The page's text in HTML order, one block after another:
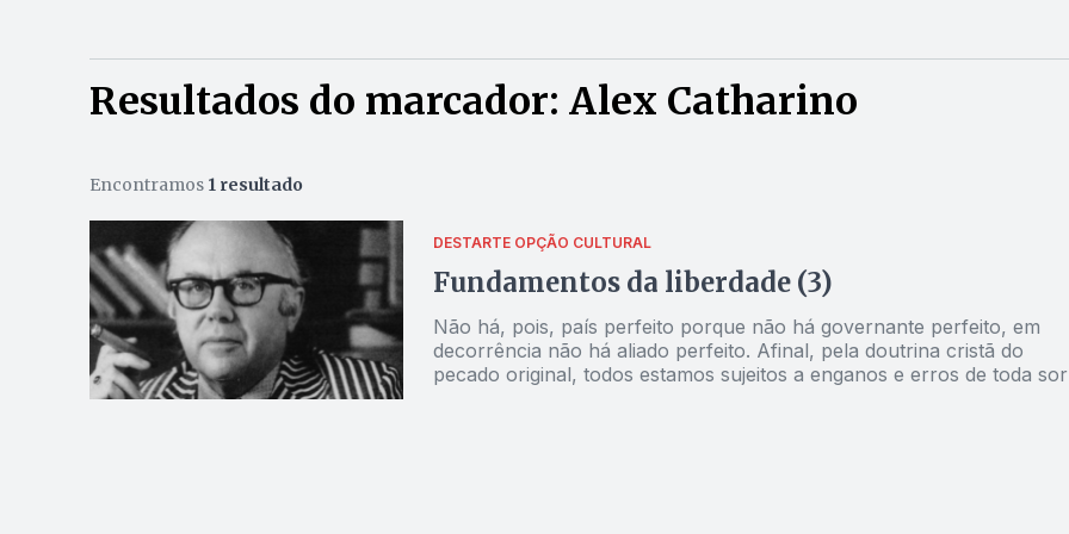
Resultados do marcador: Alex Catharino
Encontramos 1 resultado
DESTARTE OPÇÃO CULTURAL
Fundamentos da liberdade (3)
Não há, pois, país perfeito porque não há governante perfeito, em
decorrência não há aliado perfeito. Afinal, pela doutrina cristã do
pecado original, todos estamos sujeitos a enganos e erros de toda